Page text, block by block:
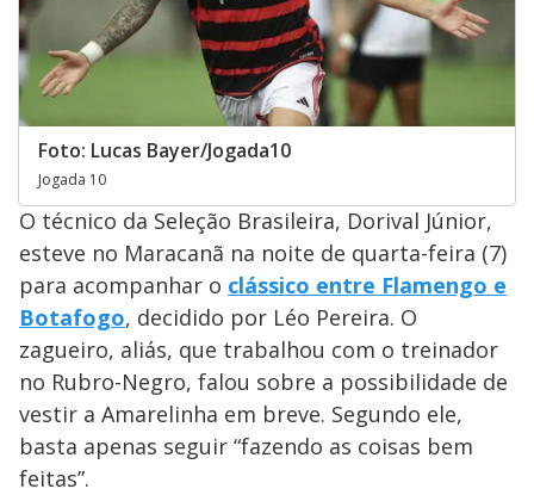
Foto: Lucas Bayer/Jogada10
Jogada 10
O técnico da Seleção Brasileira, Dorival Júnior,
esteve no Maracanã na noite de quarta-feira (7)
para acompanhar o clássico entre Flamengo e
Botafogo, decidido por Léo Pereira. O
zagueiro, aliás, que trabalhou com o treinador
no Rubro-Negro, falou sobre a possibilidade de
vestir a Amarelinha em breve. Segundo ele,
basta apenas seguir “fazendo as coisas bem
feitas”.